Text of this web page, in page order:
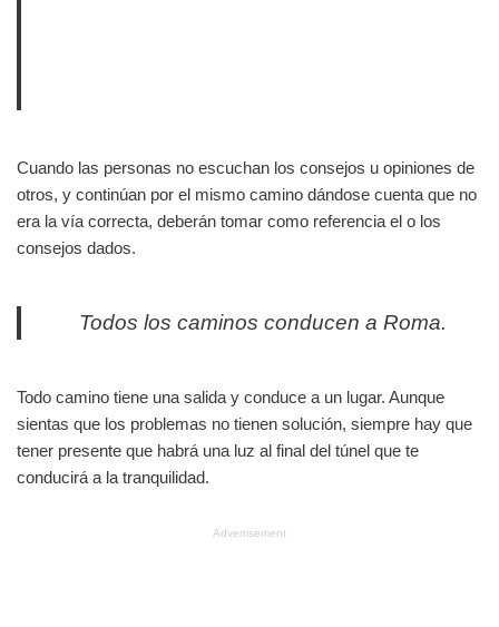
Cuando las personas no escuchan los consejos u opiniones de
otros, y continúan por el mismo camino dándose cuenta que no
era la vía correcta, deberán tomar como referencia el o los
consejos dados.
Todos los caminos conducen a Roma.
Todo camino tiene una salida y conduce a un lugar. Aunque
sientas que los problemas no tienen solución, siempre hay que
tener presente que habrá una luz al final del túnel que te
conducirá a la tranquilidad.
Advertisement